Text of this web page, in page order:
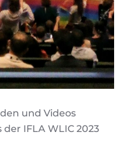
und Videos
IFLA WLIC 2023